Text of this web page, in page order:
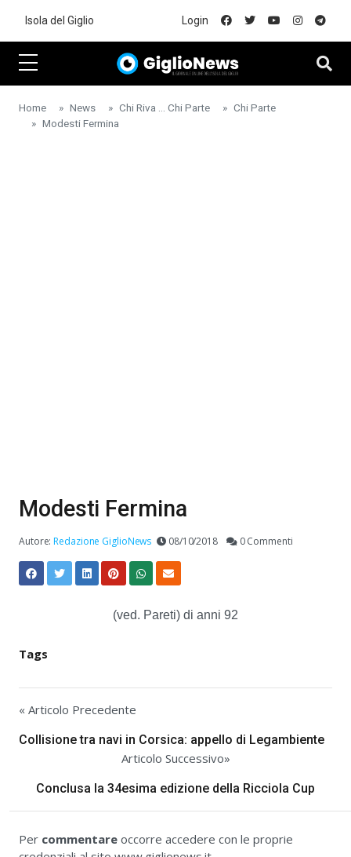
Isola del Giglio Login
Home News Chi Riva ... Chi Parte
Chi Parte
Modesti Fermina
Modesti Fermina
Autore:Redazione GiglioNews 08/10/2018 0 Commenti
(ved. Pareti) di anni 92
Tags
« Articolo Precedente
Collisione tra navi in Corsica: appello di Legambiente
Articolo Successivo»
Conclusa la 34esima edizione della Ricciola Cup
Per commentare occorre accedere con le proprie